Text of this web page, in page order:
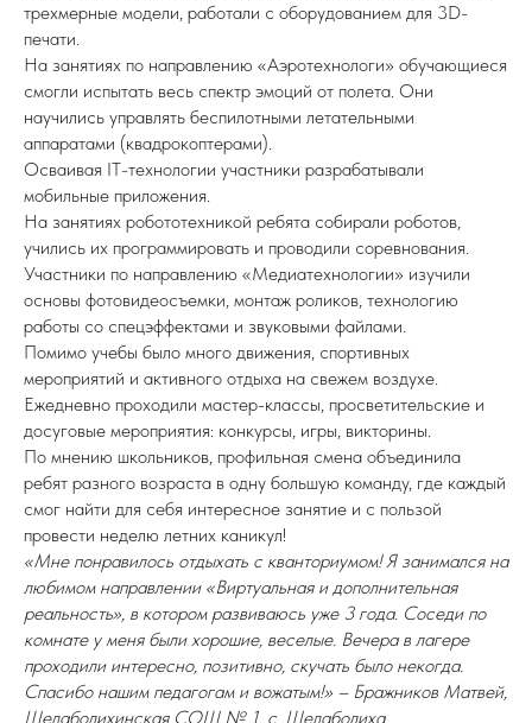
трехмерные модели, работали с оборудованием для 3D-
печати.
На занятиях по направлению «Аэротехнологи» обучающиеся
смогли испытать весь спектр эмоций от полета. Они
научились управлять беспилотными летательными
аппаратами (квадрокоптерами).
Осваивая IT-технологии участники разрабатывали
мобильные приложения.
На занятиях робототехникой ребята собирали роботов,
учились их программировать и проводили соревнования.
Участники по направлению «Медиатехнологии» изучили
основы фотовидеосъемки, монтаж роликов, технологию
работы со спецэффектами и звуковыми файлами.
Помимо учебы было много движения, спортивных
мероприятий и активного отдыха на свежем воздухе.
Ежедневно проходили мастер-классы, просветительские и
досуговые мероприятия: конкурсы, игры, викторины.
По мнению школьников, профильная смена объединила
ребят разного возраста в одну большую команду, где каждый
смог найти для себя интересное занятие и с пользой
провести неделю летних каникул!
«Мне понравилось отдыхать с кванториумом! Я занимался на
любимом направлении «Виртуальная и дополнительная
реальность», в котором развиваюсь уже 3 года. Соседи по
комнате у меня были хорошие, веселые. Вечера в лагере
проходили интересно, позитивно, скучать было некогда.
Спасибо нашим педагогам и вожатым!» – Бражников Матвей,
Шелаболихинская СОШ № 1, с. Шелаболиха.